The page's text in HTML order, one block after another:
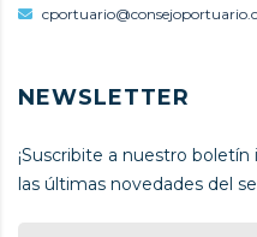
NEWSLETTER
¡Suscribite a nuestro
las últimas novedades del